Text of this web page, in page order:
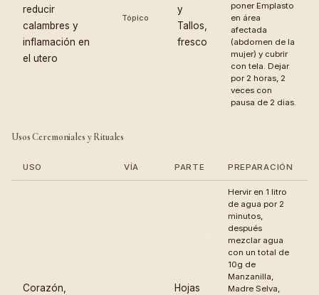
reducir
calambres y
inflamación en
el utero
Tópico
y
Tallos,
fresco
poner Emplasto
en área
afectada
(abdomen de la
mujer) y cubrir
con tela. Dejar
por 2 horas, 2
veces con
pausa de 2 dias.
Usos Ceremoniales y Rituales
USO VÍA PARTE PREPARACIÓN
Corazón,
Hojas
Hervir en 1 litro
de agua por 2
minutos,
después
mezclar agua
con un total de
10g de
Manzanilla,
Madre Selva,